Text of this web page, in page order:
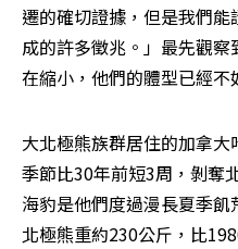
遷的確切證據，但是我們
成的許多徵兆。」最先觀
在縮小，他們的體型已經不
大北極熊族群居住的加拿
季節比30年前短3周，剝奪
海豹是他們度過漫長夏季
北極熊重約230公斤，比